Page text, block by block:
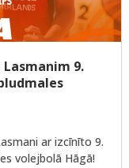
9.
ar izcīnīto 9.
volejbolā Hāgā!